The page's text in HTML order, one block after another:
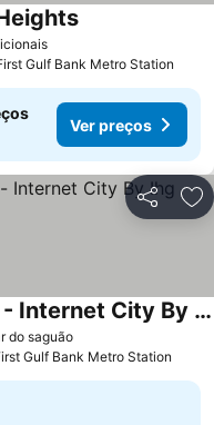
Gulf Bank Metro Station
Ver preços
Partilhar
do saguão
Holiday Inn Express Dubai - Internet City By Ihg
Gulf Bank Metro Station